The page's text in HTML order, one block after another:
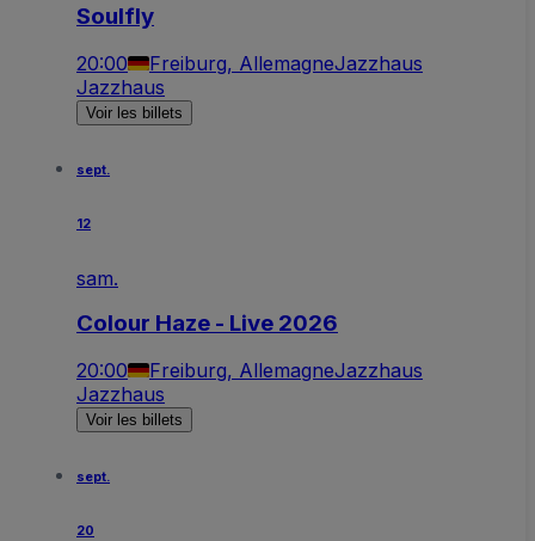
Soulfly
20:00 Freiburg, AllemagneJazzhaus
Jazzhaus
Voir les billets
sept.
12
sam.
Colour Haze - Live 2026
20:00 Freiburg, AllemagneJazzhaus
Jazzhaus
Voir les billets
sept.
20